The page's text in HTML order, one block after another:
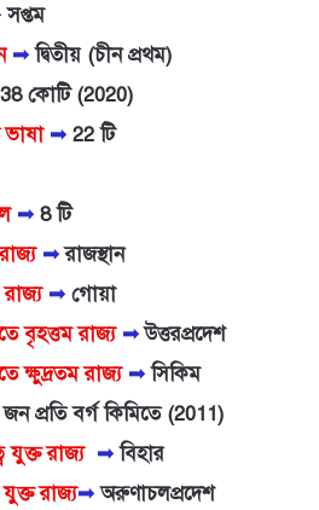
সপ্তম
➟দ্বিতীয় (চীন প্রথম)
কোটি (2020)
ভাষা ➟ 22 টি
➟ 8 টি
➟রাজস্থান
➟ গোয়া
বৃহত্তম রাজ্য ➟উত্তরপ্রদেশ
ক্ষুদ্রতম রাজ্য ➟সিকিম
প্রতি বর্গ কিমিতে (2011)
যুক্ত রাজ্য ➟বিহার
যুক্ত রাজ্য➟অরুণাচলপ্রদেশ